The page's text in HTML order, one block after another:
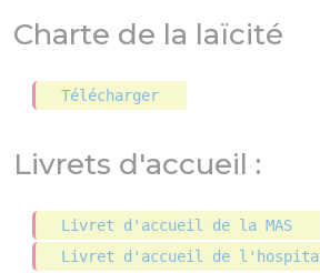
Charte de la laïcité
Télécharger
Livrets d'accueil :
Livret d'accueil de la MAS
Livret d'accueil de